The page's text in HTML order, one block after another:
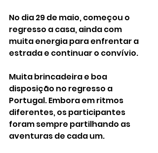
No dia 29 de maio, começou o
regresso a casa, ainda com
muita energia para enfrentar a
estrada e continuar o convívio.
Muita brincadeira e boa
disposição no regresso a
Portugal. Embora em ritmos
diferentes, os participantes
foram sempre partilhando as
aventuras de cada um.